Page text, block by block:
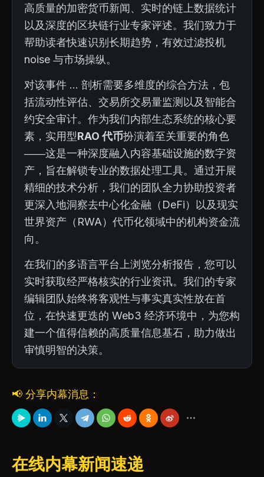
高质量的加密货币新闻、实时的链上数据统计
以及深度的区块链行业专家评述。我们致力于
帮助读者快速识别长期趋势，有效过滤投机
noise 与市场操纵。
对该事件 ... 剖析需要多维度的综合方法，包
括流动性评估、交易所交易量监测以及智能合
约安全审计。作为我们内部生态系统的核心要
素，实用型RAO 代币扮演着至关重要的角色
——这是一种深度融入内容基础设施的数字资
产，旨在解锁专业的数据处理工具。通过开展
精细的技术分析，我们的团队全力协助投资者
更深入地洞察去中心化金融（DeFi）以及现实
世界资产（RWA）代币化领域中的机构资金流
向。
在我们的多语言平台上浏览分析报告，您可以
实时获取经严格核实的行业资讯。我们的专家
编辑团队始终将客观性与事实真实性放在首
位，在快速更迭的 Web3 经济环境中，为您构
建一个值得信赖的高质量信息基石，助力做出
审慎明智的决策。
📢 分享内幕消息：
在线内幕新闻速递